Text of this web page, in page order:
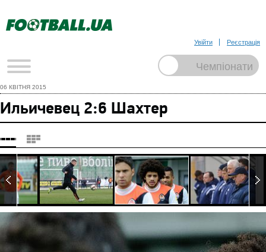
Увійти Реєстрація
06 КВІТНЯ 2015
Ильичевец 2:6 Шахтер